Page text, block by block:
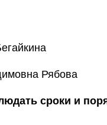
Рябова
сроки и